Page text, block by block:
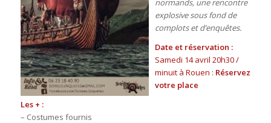
normands, une rencontre
explosive sous fond de
complots et d’enquêtes.
Date et réservation :
Samedi 14 avril 20h30 /
minuit à Rouen : Réservez
votre place
Les + :
– Costumes fournis